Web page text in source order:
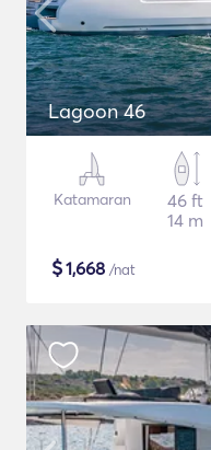
Lagoon 46
Katamaran
46 ft
14 m
$1,668 /nat